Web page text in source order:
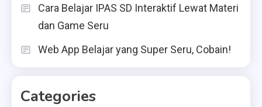
Cara Belajar IPAS SD Interaktif Lewat Materi
dan Game Seru
Web App Belajar yang Super Seru, Cobain!
Categories